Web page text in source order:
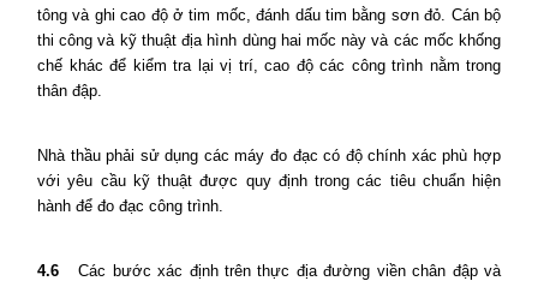
tông và ghi cao độ ở tim mốc, đánh dấu tim bằng sơn đỏ. Cán bộ
thi công và kỹ thuật địa hình dùng hai mốc này và các mốc khống
chế khác để kiểm tra lại vị trí, cao độ các công trình nằm trong
thân đập.
Nhà thầu phải sử dụng các máy đo đạc có độ chính xác phù hợp
với yêu cầu kỹ thuật được quy định trong các tiêu chuẩn hiện
hành để đo đạc công trình.
4.6
Các bước xác định trên thực địa đường viền chân đập và